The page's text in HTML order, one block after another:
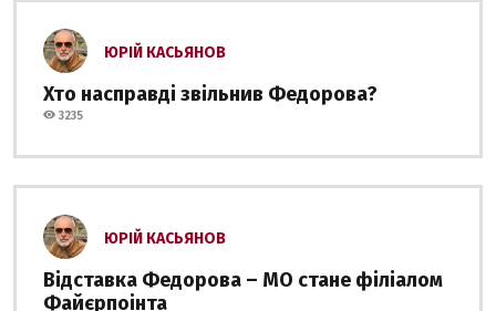
ЮРІЙ КАСЬЯНОВ
Хто насправді звільнив Федорова?
3235
ЮРІЙ КАСЬЯНОВ
Відставка Федорова – МО стане філіалом
Файєрпоінта